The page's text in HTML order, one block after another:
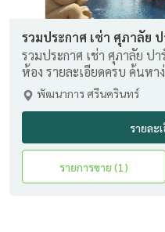
รวมประกาศ เช่า ศุภาลัย
รวมประกาศ เช่า ศุภาลัย ป
ห้อง รายละเอียดครบ ค้นห
พัฒนาการ ศรีนครินทร์
รายละ
รายการขาย (1)